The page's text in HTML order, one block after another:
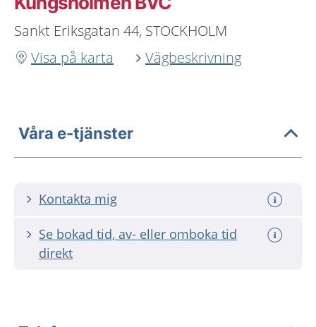
Sankt Eriksgatan 44, STOCKHOLM
Visa på karta
Vägbeskrivning
Våra e-tjänster
Kontakta mig
Se bokad tid, av- eller omboka tid
direkt